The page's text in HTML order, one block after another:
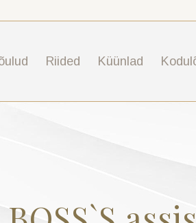
Riided Küünlad